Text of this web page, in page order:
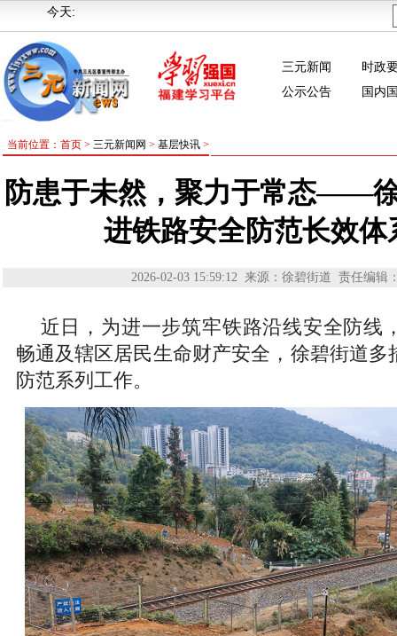
今天:
三元新闻
时政
公示公告
国内
当前位置：首页 > 三元新闻网 > 基层快讯>
防患于未然，聚力于常态——
进铁路安全防范长效体
2026-02-03 15:59:12 来源：徐碧街道 责任编辑
近日，为进一步筑牢铁路沿线安全防线
畅通及辖区居民生命财产安全，徐碧街道多
防范系列工作。